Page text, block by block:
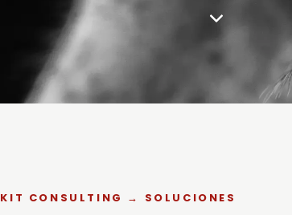
KIT CONSULTING → SOLUCIONES